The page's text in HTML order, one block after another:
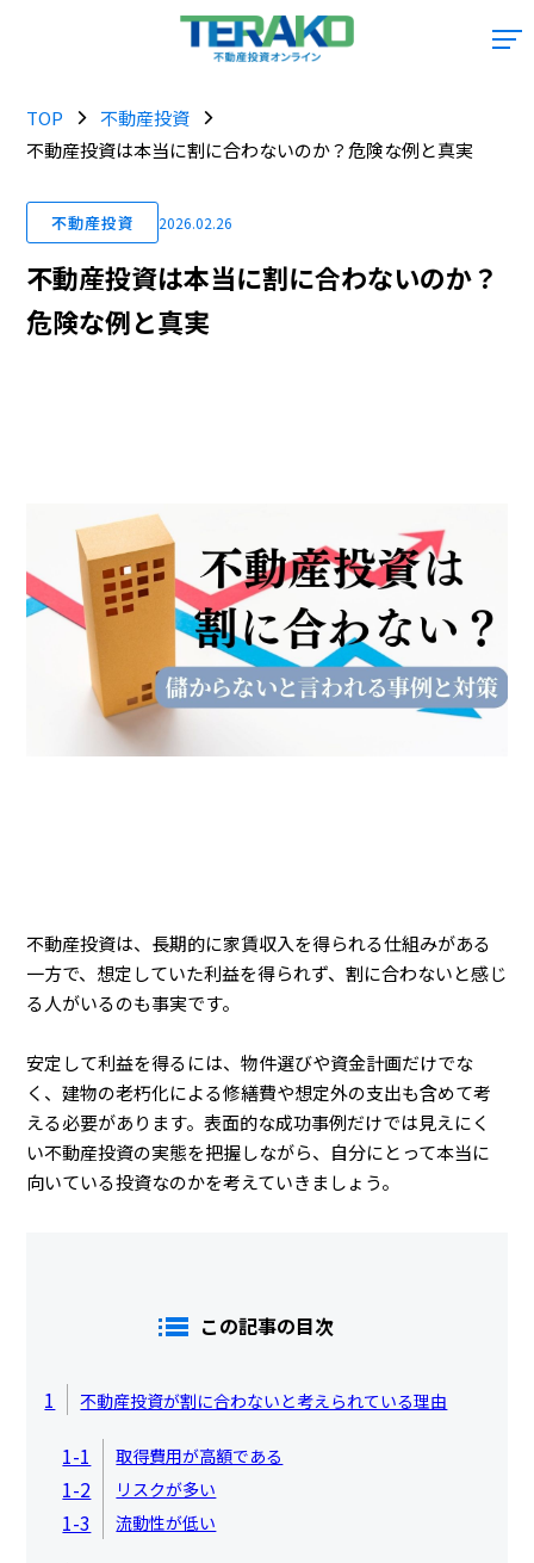
TOP
不動産投資
不動産投資は本当に割に合わないのか？危険な例と真実
不動産投資 2026.02.26
不動産投資は本当に割に合わないのか？
危険な例と真実
不動産投資は、長期的に家賃収入を得られる仕組みがある
一方で、想定していた利益を得られず、割に合わないと感じ
る人がいるのも事実です。
安定して利益を得るには、物件選びや資金計画だけでな
く、建物の老朽化による修繕費や想定外の支出も含めて考
える必要があります。表面的な成功事例だけでは見えにく
い不動産投資の実態を把握しながら、自分にとって本当に
向いている投資なのかを考えていきましょう。
この記事の目次
1 不動産投資が割に合わないと考えられている理由
1-1 取得費用が高額である
1-2 リスクが多い
1-3 流動性が低い